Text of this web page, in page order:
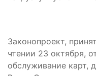
Законопроект,
чтении 23 октября,
обслуживание карт,